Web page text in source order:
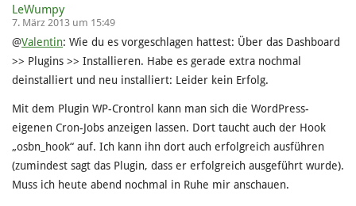
LeWumpy
7. März 2013 um 15:49
@Valentin: Wie du es vorgeschlagen hattest: Über das Dashboard
>> Plugins >> Installieren. Habe es gerade extra nochmal
deinstalliert und neu installiert: Leider kein Erfolg.
Mit dem Plugin WP-Crontrol kann man sich die WordPress-
eigenen Cron-Jobs anzeigen lassen. Dort taucht auch der Hook
„osbn_hook“ auf. Ich kann ihn dort auch erfolgreich ausführen
(zumindest sagt das Plugin, dass er erfolgreich ausgeführt wurde).
Muss ich heute abend nochmal in Ruhe mir anschauen.